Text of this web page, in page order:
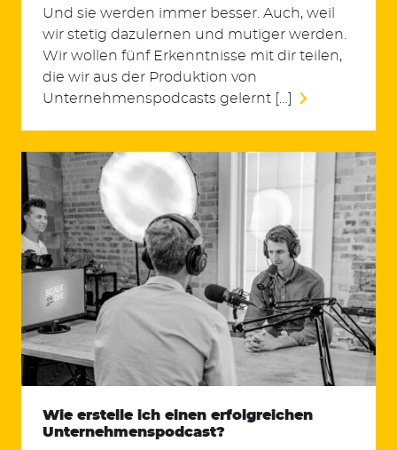
Und sie werden immer besser. Auch, weil
wir stetig dazulernen und mutiger werden.
Wir wollen fünf Erkenntnisse mit dir teilen,
die wir aus der Produktion von
Unternehmenspodcasts gelernt […]
Wie erstelle ich einen erfolgreichen
Unternehmenspodcast?